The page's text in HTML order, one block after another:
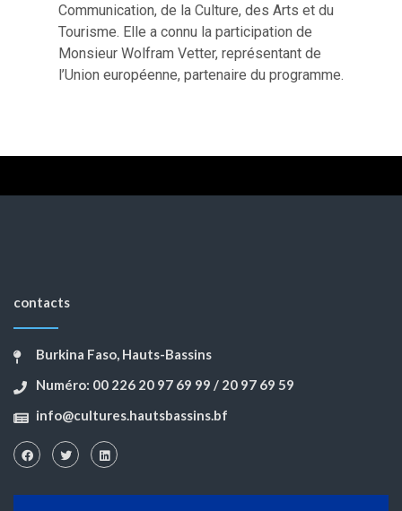
Communication, de la Culture, des Arts et du
Tourisme. Elle a connu la participation de
Monsieur Wolfram Vetter, représentant de
l’Union européenne, partenaire du programme.
contacts
Burkina Faso, Hauts-Bassins
Numéro: 00 226 20 97 69 99 / 20 97 69 59
info@cultures.hautsbassins.bf